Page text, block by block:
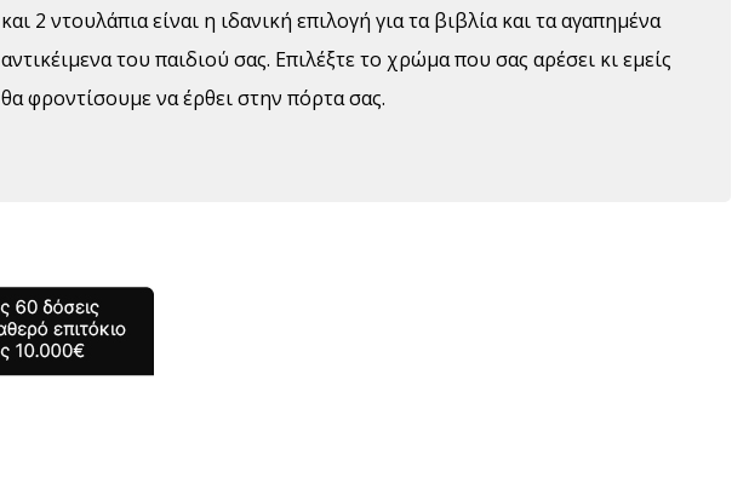
και 2 ντουλάπια είναι η ιδανική επιλογή για τα βιβλία και τα αγαπημένα
αντικέιμενα του παιδιού σας. Επιλέξτε το χρώμα που σας αρέσει κι εμείς
θα φροντίσουμε να έρθει στην πόρτα σας.